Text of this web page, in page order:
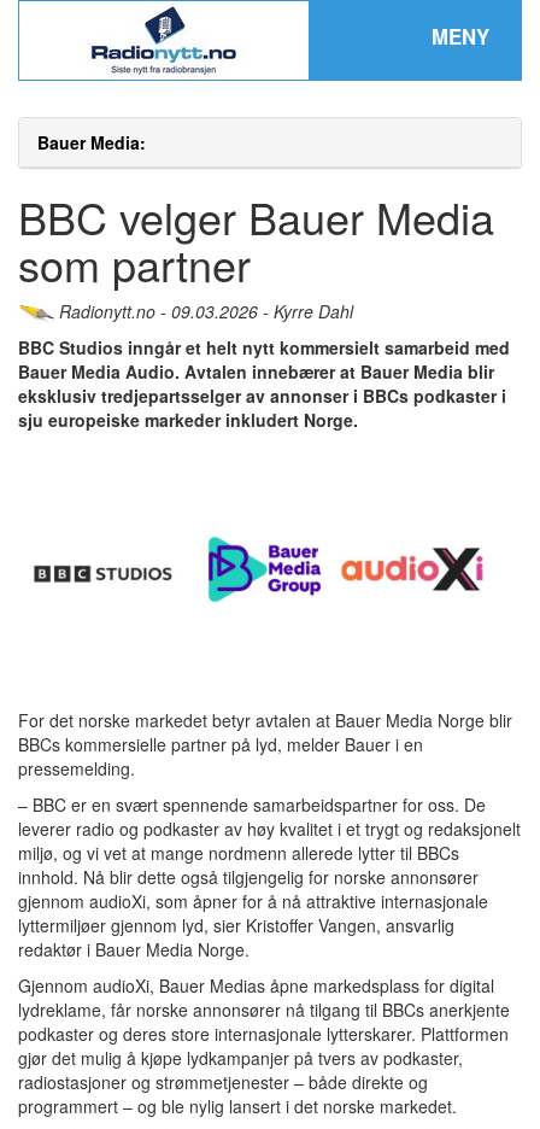
MENY
Bauer Media:
BBC velger Bauer Media
som partner
Radionytt.no - 09.03.2026 - Kyrre Dahl
BBC Studios inngår et helt nytt kommersielt samarbeid med
Bauer Media Audio. Avtalen innebærer at Bauer Media blir
eksklusiv tredjepartsselger av annonser i BBCs podkaster i
sju europeiske markeder inkludert Norge.
For det norske markedet betyr avtalen at Bauer Media Norge blir
BBCs kommersielle partner på lyd, melder Bauer i en
pressemelding.
– BBC er en svært spennende samarbeidspartner for oss. De
leverer radio og podkaster av høy kvalitet i et trygt og redaksjonelt
miljø, og vi vet at mange nordmenn allerede lytter til BBCs
innhold. Nå blir dette også tilgjengelig for norske annonsører
gjennom audioXi, som åpner for å nå attraktive internasjonale
lyttermiljøer gjennom lyd, sier Kristoffer Vangen, ansvarlig
redaktør i Bauer Media Norge.
Gjennom audioXi, Bauer Medias åpne markedsplass for digital
lydreklame, får norske annonsører nå tilgang til BBCs anerkjente
podkaster og deres store internasjonale lytterskarer. Plattformen
gjør det mulig å kjøpe lydkampanjer på tvers av podkaster,
radiostasjoner og strømmetjenester – både direkte og
programmert – og ble nylig lansert i det norske markedet.